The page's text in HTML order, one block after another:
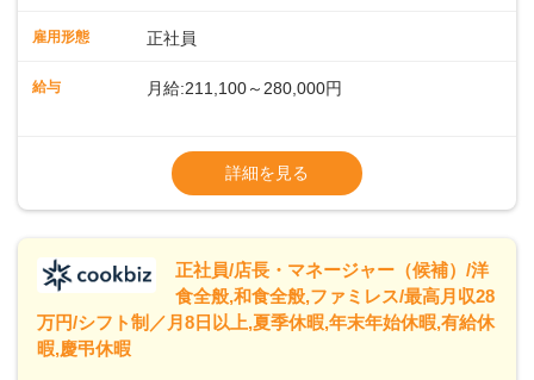
や歩行数が約40%も削減されました！また、配膳ロボットに
なDX（デジタルトランスフォーメーション）の取り組みを進
います。私たちは、多様な働き方を提供し、ライフステージ
に合わせた柔軟な勤務時間や働きやすい環境を整えていま
います。
雇用形態 正社員
給与 月給:211,100～280,000円
※残業代全額支給
※経験に応じて応相談①ナショナル社員：月
給245,800円～②エリア社員 ：月給
詳細を見る
正社員/店長・マネージャー（候補）/洋
食全般,和食全般,ファミレス/最高月収28
万円/シフト制／月8日以上,夏季休暇,年末年始休暇,有給休
暇,慶弔休暇